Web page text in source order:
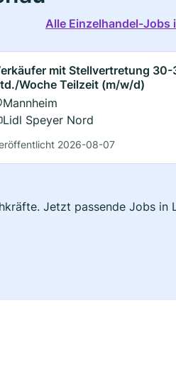
Alle Einzelhandel-Jobs
mit Stellvertretung 30-
Woche Teilzeit (m/w/d)
Mannheim
Lidl Speyer Nord
2026-08-07
Jetzt passende Jobs in